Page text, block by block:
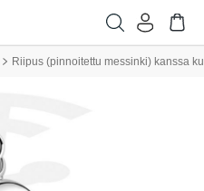
Riipus (pinnoitettu messinki) kanssa